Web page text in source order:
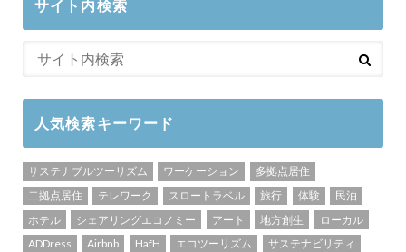
サイト内検索
人気検索キーワード
サステナブルツーリズム ワーケーション
多拠点居住
二拠点居住
テレワーク スロートラベル 旅行 体験
民泊
ホテル
シェアリングエコノミー アート 地方創生
ローカル
ADDress
Airbnb HafH エコツーリズム
サステナビリティ